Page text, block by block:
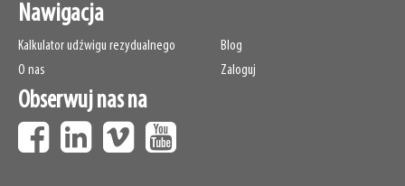
Nawigacja
Kalkulator udźwigu rezydualnego
O nas
Blog
Zaloguj
Obserwuj nas na